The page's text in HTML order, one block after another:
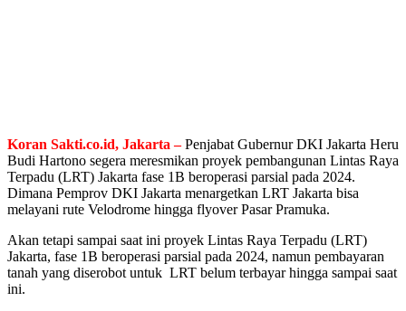
Koran Sakti.co.id, Jakarta – Penjabat Gubernur DKI Jakarta Heru
Budi Hartono segera meresmikan proyek pembangunan Lintas Raya
Terpadu (LRT) Jakarta fase 1B beroperasi parsial pada 2024.
Dimana Pemprov DKI Jakarta menargetkan LRT Jakarta bisa
melayani rute Velodrome hingga flyover Pasar Pramuka.
Akan tetapi sampai saat ini proyek Lintas Raya Terpadu (LRT)
Jakarta, fase 1B beroperasi parsial pada 2024, namun pembayaran
tanah yang diserobot untuk LRT belum terbayar hingga sampai saat
ini.